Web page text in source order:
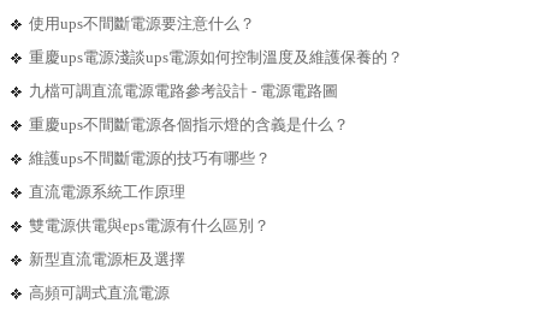
使用ups不間斷電源要注意什么？
重慶ups電源淺談ups電源如何控制溫度及維護保養的？
九檔可調直流電源電路參考設計 - 電源電路圖
重慶ups不間斷電源各個指示燈的含義是什么？
維護ups不間斷電源的技巧有哪些？
直流電源系統工作原理
雙電源供電與eps電源有什么區別？
新型直流電源柜及選擇
高頻可調式直流電源